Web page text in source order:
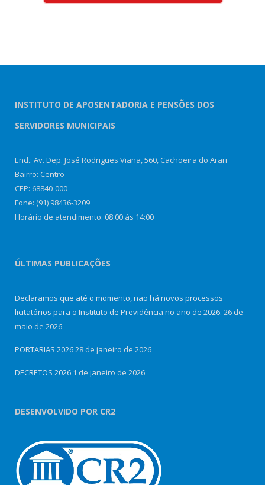
INSTITUTO DE APOSENTADORIA E PENSÕES DOS
SERVIDORES MUNICIPAIS
End.: Av. Dep. José Rodrigues Viana, 560, Cachoeira do Arari
Bairro: Centro
CEP: 68840-000
Fone: (91) 98436-3209
Horário de atendimento: 08:00 às 14:00
ÚLTIMAS PUBLICAÇÕES
Declaramos que até o momento, não há novos processos
licitatórios para o Instituto de Previdência no ano de 2026. 26 de
maio de 2026
PORTARIAS 202628 de janeiro de 2026
DECRETOS 2026 1 de janeiro de 2026
DESENVOLVIDO POR CR2